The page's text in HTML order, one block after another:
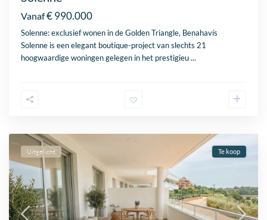
Vanaf€ 990.000
Solenne: exclusief wonen in de Golden Triangle, Benahavís
Solenne is een elegant boutique-project van slechts 21
hoogwaardige woningen gelegen in het prestigieu...
Uitgelicht Te koop